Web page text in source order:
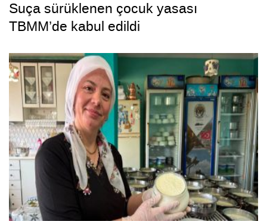
Suça sürüklenen çocuk yasası
TBMM’de kabul edildi